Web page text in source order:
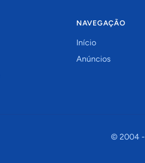
NAVEGAÇÃO
Início
Anúncios
© 2004 -